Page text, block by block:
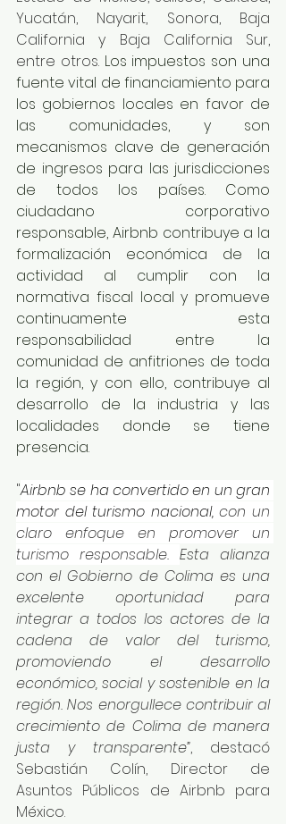
Yucatán, Nayarit, Sonora, Baja
California y Baja California Sur,
entre otros. Los impuestos son una
fuente vital de financiamiento para
los gobiernos locales en favor de
las comunidades, y son
mecanismos clave de generación
de ingresos para las jurisdicciones
de todos los países. Como
ciudadano corporativo
responsable, Airbnb contribuye a la
formalización económica de la
actividad al cumplir con la
normativa fiscal local y promueve
continuamente esta
responsabilidad entre la
comunidad de anfitriones de toda
la región, y con ello, contribuye al
desarrollo de la industria y las
localidades donde se tiene
presencia.
"Airbnb se ha convertido en un gran
motor del turismo nacional, con un
claro enfoque en promover un
turismo responsable. Esta alianza
con el Gobierno de Colima es una
excelente oportunidad para
integrar a todos los actores de la
cadena de valor del turismo,
promoviendo el desarrollo
económico, social y sostenible en la
región. Nos enorgullece contribuir al
crecimiento de Colima de manera
justa y transparente”, destacó
Sebastián Colín, Director de
Asuntos Públicos de Airbnb para
México.